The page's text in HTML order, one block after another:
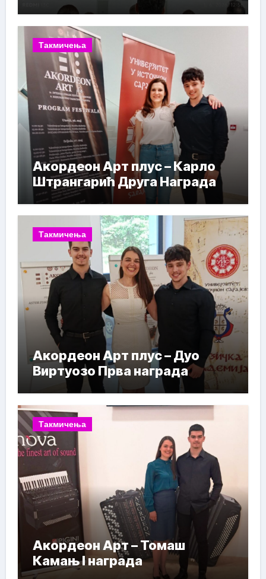
Такмичења
Акордеон Арт плус – Карло
Штрангарић Друга Награда
Такмичења
Акордеон Арт плус – Дуо
Виртуозо Прва награда
Такмичења
Акордеон Арт – Томаш
Камањ I награда